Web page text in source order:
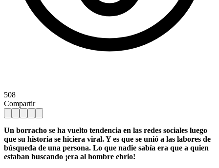
508
Compartir
Un borracho se ha vuelto tendencia en las redes sociales luego
que su historia se hiciera viral. Y es que se unió a las labores de
búsqueda de una persona. Lo que nadie sabía era que a quien
estaban buscando ¡era al hombre ebrio!